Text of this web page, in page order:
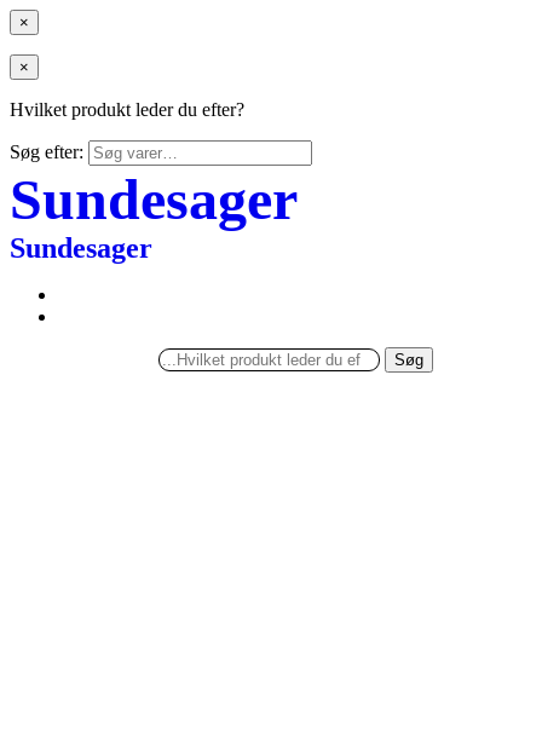
×
×
Hvilket produkt leder du efter?
Søg efter:
Sundesager
Sundesager
Søg